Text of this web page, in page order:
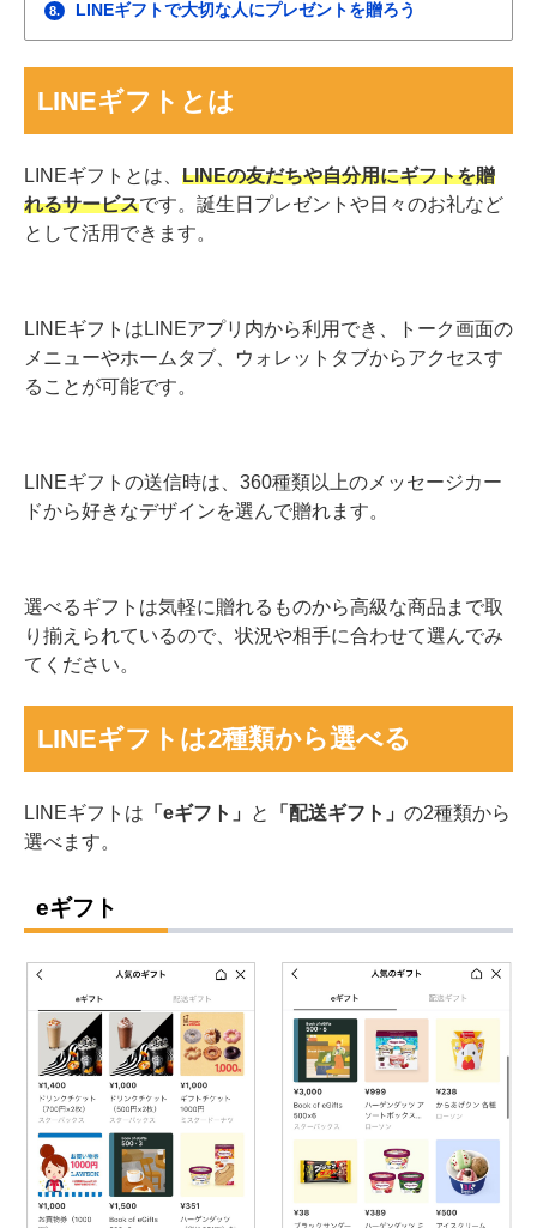
8. LINEギフトで大切な人にプレゼントを贈ろう
LINEギフトとは
LINEギフトとは、 LINEの友だちや自分用にギフトを贈
れるサービスです。誕生日プレゼントや日々のお礼など
として活用できます。
LINEギフトはLINEアプリ内から利用でき、トーク画面の
メニューやホームタブ、ウォレットタブからアクセスす
ることが可能です。
LINEギフトの送信時は、360種類以上のメッセージカー
ドから好きなデザインを選んで贈れます。
選べるギフトは気軽に贈れるものから高級な商品まで取
り揃えられているので、状況や相手に合わせて選んでみ
てください。
LINEギフトは2種類から選べる
LINEギフトは 「eギフト」 と 「配送ギフト」 の2種類から
選べます。
eギフト